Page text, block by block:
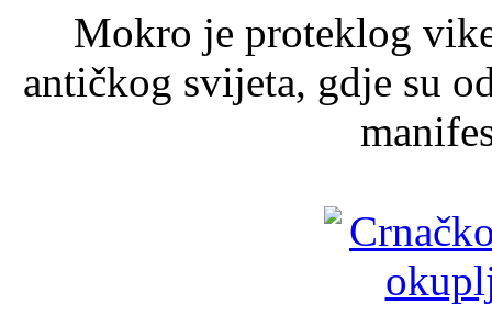
Mokro je proteklog
antičkog svijeta, gdje su